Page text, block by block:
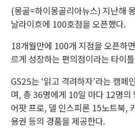
(몽골=하이몽골리아뉴스) 지난해
날라이흐에 100호점을 오픈했다.
18개월만에 100개 지점을 오픈하
르게 성장하는 편의점이라는 타이
GS25는 ‘읽고 격려하자’라는 캠페
며, 총 36명에게 10일 마다 12명의
어팟 프로, 델 인스피론 15노트북,
용권 등의 경품을 제공한다.